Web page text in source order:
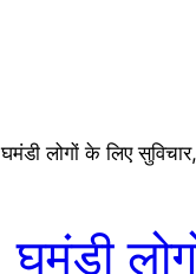
लोगों के लिए